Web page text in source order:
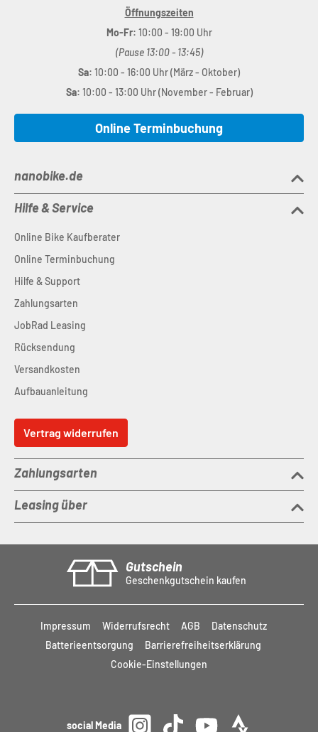
Öffnungszeiten
Mo-Fr: 10:00 - 19:00 Uhr
(Pause 13:00 - 13:45)
Sa: 10:00 - 16:00 Uhr (März - Oktober)
Sa: 10:00 - 13:00 Uhr (November - Februar)
Online Terminbuchung
nanobike.de
Hilfe & Service
Online Bike Kaufberater
Online Terminbuchung
Hilfe & Support
Zahlungsarten
JobRad Leasing
Rücksendung
Versandkosten
Aufbauanleitung
Vertrag widerrufen
Zahlungsarten
Leasing über
Gutschein
Geschenkgutschein kaufen
Impressum Widerrufsrecht AGB
Datenschutz
Batterieentsorgung
Barrierefreiheitserklärung
Cookie-Einstellungen
social Media